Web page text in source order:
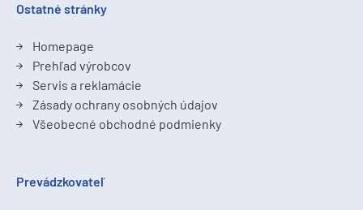
Ostatné stránky
Homepage
Prehľad výrobcov
Servis a reklamácie
Zásady ochrany osobných údajov
Všeobecné obchodné podmienky
Prevádzkovateľ